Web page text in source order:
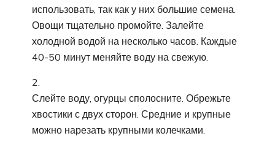
использовать, так как у них большие семена.
Овощи тщательно промойте. Залейте
холодной водой на несколько часов. Каждые
40-50 минут меняйте воду на свежую.
Слейте воду, огурцы сполосните. Обрежьте
хвостики с двух сторон. Средние и крупные
можно нарезать крупными колечками.